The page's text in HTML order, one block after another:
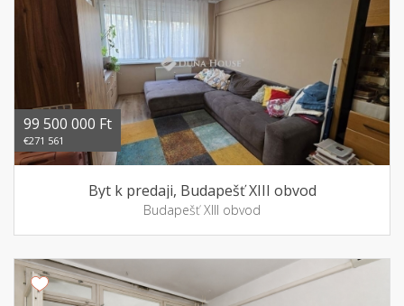
99 500 000 Ft
€271 561
Byt k predaji, Budapešť XIII obvod
Budapešť XIII obvod